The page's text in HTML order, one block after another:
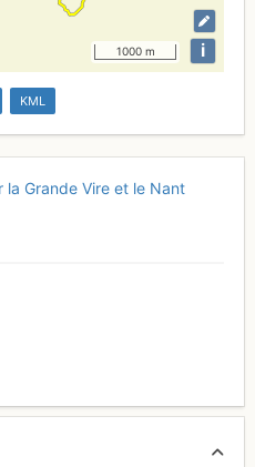
1000 m i
KML
la Grande Vire et le Nant